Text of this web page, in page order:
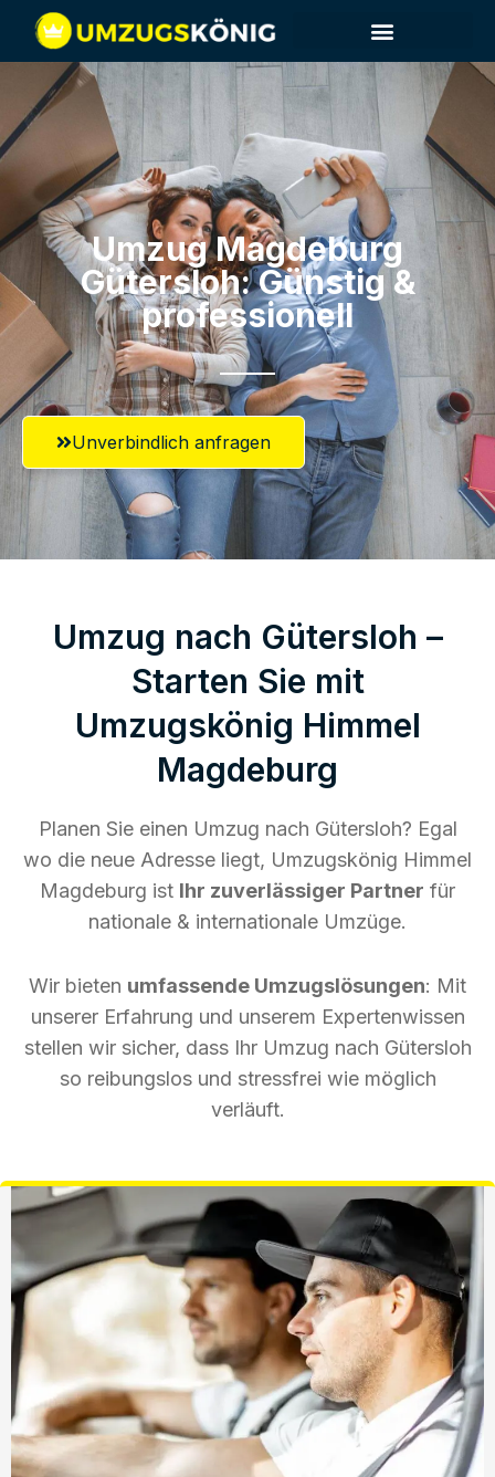
Umzug Magdeburg​
Gütersloh: Günstig &
professionell​
Unverbindlich anfragen
Umzug nach Gütersloh –
Starten Sie mit
Umzugskönig Himmel
Magdeburg
Planen Sie einen Umzug nach Gütersloh? Egal
wo die neue Adresse liegt, Umzugskönig Himmel
Magdeburg ist Ihr zuverlässiger Partner für
nationale & internationale Umzüge.
Wir bieten umfassende Umzugslösungen: Mit
unserer Erfahrung und unserem Expertenwissen
stellen wir sicher, dass Ihr Umzug nach Gütersloh
so reibungslos und stressfrei wie möglich
verläuft.